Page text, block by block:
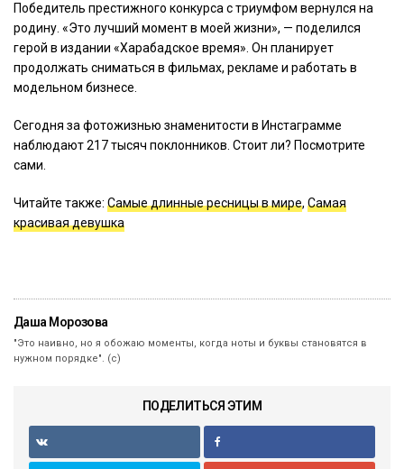
Победитель престижного конкурса с триумфом вернулся на
родину. «Это лучший момент в моей жизни», — поделился
герой в издании «Харабадское время». Он планирует
продолжать сниматься в фильмах, рекламе и работать в
модельном бизнесе.
Сегодня за фотожизнью знаменитости в Инстаграмме
наблюдают 217 тысяч поклонников. Стоит ли? Посмотрите
сами.
Читайте также: Самые длинные ресницы в мире, Самая
красивая девушка
Даша Морозова
"Это наивно, но я обожаю моменты, когда ноты и буквы становятся в
нужном порядке". (с)
ПОДЕЛИТЬСЯ ЭТИМ